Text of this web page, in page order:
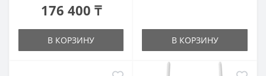
176 400 ₸
В КОРЗИНУ В КОРЗИНУ